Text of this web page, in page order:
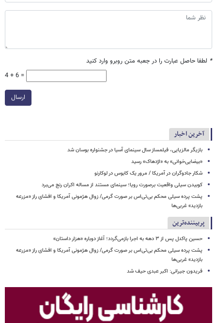
* لطفا حاصل عبارت را در جعبه متن روبرو وارد کنید
4 + 6 =
ارسال
آخرین اخبار
بازیگر مالزیایی، فیلمساز سال سینمای آسیا در جشنواره بوسان شد
«بیضایی‌خوانی» به «اژدهاک» رسید
شکار جادوگران در آمریکا / مرور یک کابوس در لوکارنو
کوبیدن سیلی واقعیت برصورت رویا؛ سینمای مستند از مساله اکران رنج می‌برد
پشت پرده سیلی محکم بی‌تی‌اس بر صورت گرمی/ زوال هژمونی آمریکا و افشای راز «مزرعه
بازدید» غربی‌ها
پربیننده‌ترین
حسین پاکدل پس از ۳ دهه به اجرا بازمی‌گردد؛ آغاز دوباره «هزار داستان»
پشت پرده سیلی محکم بی‌تی‌اس بر صورت گرمی/ زوال هژمونی آمریکا و افشای راز «مزرعه
بازدید» غربی‌ها
فریدون جیرانی: اکبر عبدی حیف شد